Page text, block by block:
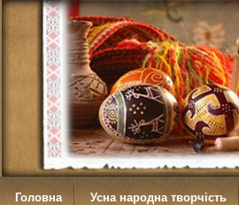
Головна Усна народна творчість